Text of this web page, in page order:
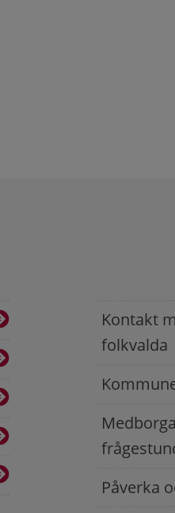
Kontakt
folkvalda
Påverka